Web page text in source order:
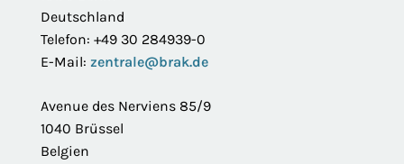
Deutschland
Telefon: +49 30 284939-0
E-Mail: zentrale@brak.de
Avenue des Nerviens 85/9
1040 Brüssel
Belgien